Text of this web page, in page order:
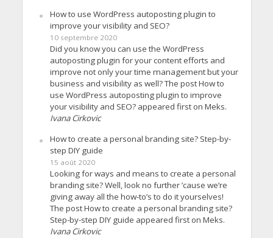
How to use WordPress autoposting plugin to
improve your visibility and SEO?
10 septembre 2020
Did you know you can use the WordPress
autoposting plugin for your content efforts and
improve not only your time management but your
business and visibility as well? The post How to
use WordPress autoposting plugin to improve
your visibility and SEO? appeared first on Meks.
Ivana Cirkovic
How to create a personal branding site? Step-by-
step DIY guide
15 août 2020
Looking for ways and means to create a personal
branding site? Well, look no further ’cause we’re
giving away all the how-to’s to do it yourselves!
The post How to create a personal branding site?
Step-by-step DIY guide appeared first on Meks.
Ivana Cirkovic